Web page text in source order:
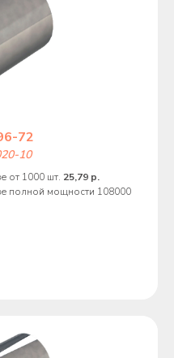
72
10
от 1000 шт. 25,79 р.
полной мощности 108000